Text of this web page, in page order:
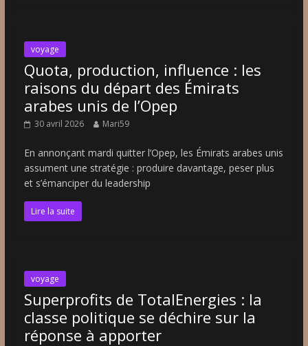
voyage
Quota, production, influence : les
raisons du départ des Émirats
arabes unis de l’Opep
30 avril 2026 Mari59
En annonçant mardi quitter l’Opep, les Émirats arabes unis
assument une stratégie : produire davantage, peser plus
et s’émanciper du leadership
Lire la suite
voyage
Superprofits de TotalEnergies : la
classe politique se déchire sur la
réponse à apporter